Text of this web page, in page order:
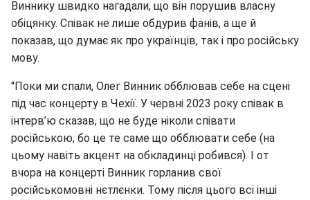
Виннику швидко нагадали, що він порушив власну
обіцянку. Співак не лише обдурив фанів, а ще й
показав, що думає як про українців, так і про російську
мову.
"Поки ми спали, Олег Винник обблював себе на сцені
під час концерту в Чехії. У червні 2023 року співак в
інтерв’ю сказав, що не буде ніколи співати
російською, бо це те саме що обблювати себе (на
цьому навіть акцент на обкладинці робився). І от
вчора на концерті Винник горланив свої
російськомовні нєтлєнки. Тому після цього всі інші